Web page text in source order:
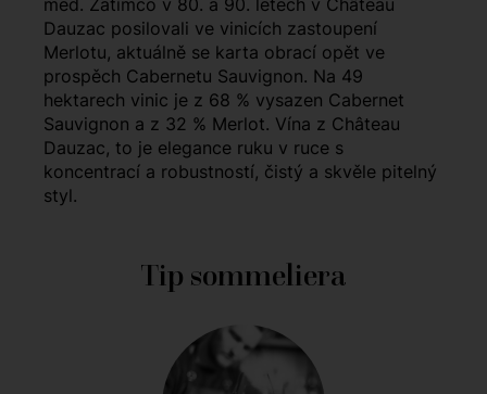
med. Zatímco v 80. a 90. letech v Château
Dauzac posilovali ve vinicích zastoupení
Merlotu, aktuálně se karta obrací opět ve
prospěch Cabernetu Sauvignon. Na 49
hektarech vinic je z 68 % vysazen Cabernet
Sauvignon a z 32 % Merlot. Vína z Château
Dauzac, to je elegance ruku v ruce s
koncentrací a robustností, čistý a skvěle pitelný
styl.
Tip sommeliera